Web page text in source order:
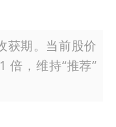
获期。当前股价
倍，维持“推荐”